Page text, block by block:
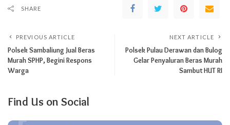
SHARE
PREVIOUS ARTICLE
Polsek Sambaliung Jual Beras
Murah SPHP, Begini Respons
Warga
NEXT ARTICLE
Polsek Pulau Derawan dan Bulog
Gelar Penyaluran Beras Murah
Sambut HUT RI
Find Us on Social